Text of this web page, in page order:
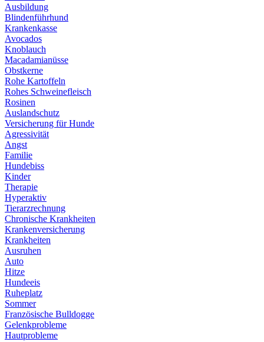
Ausbildung
Blindenführhund
Krankenkasse
Avocados
Knoblauch
Macadamianüsse
Obstkerne
Rohe Kartoffeln
Rohes Schweinefleisch
Rosinen
Auslandschutz
Versicherung für Hunde
Agressivität
Angst
Familie
Hundebiss
Kinder
Therapie
Hyperaktiv
Tierarzrechnung
Chronische Krankheiten
Krankenversicherung
Krankheiten
Ausruhen
Auto
Hitze
Hundeeis
Ruheplatz
Sommer
Französische Bulldogge
Gelenkprobleme
Hautprobleme